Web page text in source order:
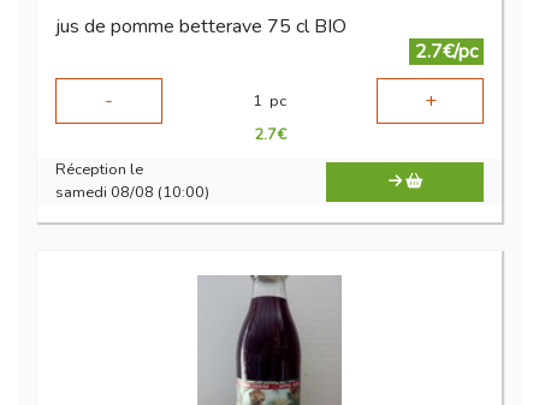
jus de pomme betterave 75 cl BIO
2.7€/pc
-
1 pc +
2.7€
Réception le
samedi 08/08 (10:00)